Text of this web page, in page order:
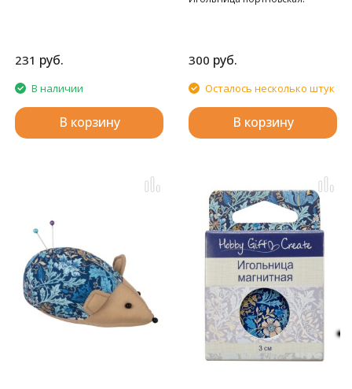
231 руб.
В наличии
В корзину
300 руб.
Осталось несколько штук
В корзину